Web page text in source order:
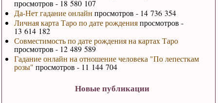
просмотров - 18 580 107
Да-Нет гадание онлайн просмотров - 14 736 354
Личная карта Таро по дате рожденияпросмотров -
13 614 182
Совместимость по дате рождения на картах Таро
просмотров - 12 489 589
Гадание онлайн на отношение человека "По лепесткам
розы" просмотров - 11 144 704
Новые публикации